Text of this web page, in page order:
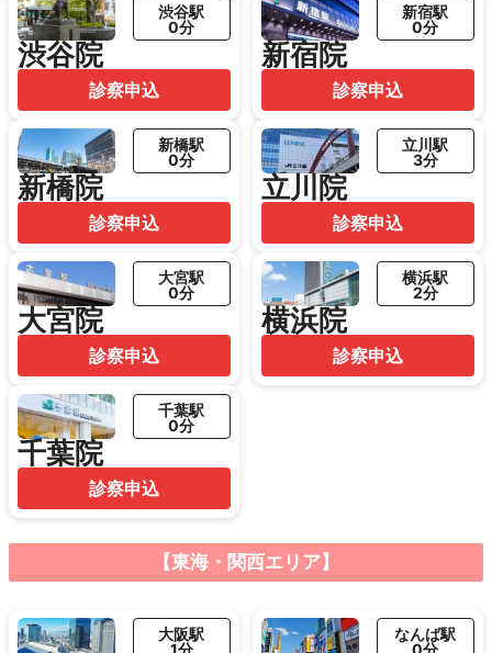
渋谷院
渋谷駅
0分
診察申込
新宿院
新宿駅
0分
診察申込
新橋院
新橋駅
0分
診察申込
立川院
立川駅
3分
診察申込
大宮院
大宮駅
0分
診察申込
横浜院
横浜駅
2分
診察申込
千葉院
千葉駅
0分
診察申込
【東海・関西エリア】
大阪駅
1分
なんば駅
0分